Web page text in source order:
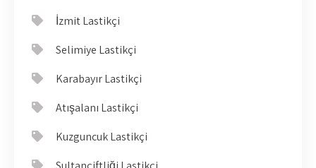
İzmit Lastikçi
Selimiye Lastikçi
Karabayır Lastikçi
Atışalanı Lastikçi
Kuzguncuk Lastikçi